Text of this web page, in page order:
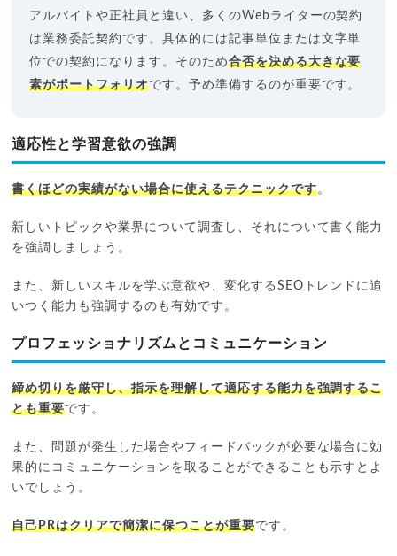
アルバイトや正社員と違い、多くのWebライターの契約
は業務委託契約です。具体的には記事単位または文字単
位での契約になります。そのため合否を決める大きな要
素がポートフォリオです。予め準備するのが重要です。
適応性と学習意欲の強調
書くほどの実績がない場合に使えるテクニックです。
新しいトピックや業界について調査し、それについて書く能力
を強調しましょう。
また、新しいスキルを学ぶ意欲や、変化するSEOトレンドに追
いつく能力も強調するのも有効です。
プロフェッショナリズムとコミュニケーション
締め切りを厳守し、指示を理解して適応する能力を強調するこ
とも重要です。
また、問題が発生した場合やフィードバックが必要な場合に効
果的にコミュニケーションを取ることができることも示すとよ
いでしょう。
自己PRはクリアで簡潔に保つことが重要です。